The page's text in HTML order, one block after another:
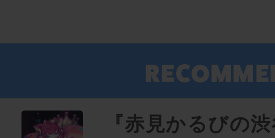
『赤見かるびの